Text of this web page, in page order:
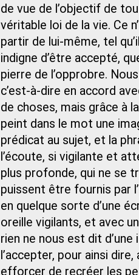
de vue de l’objectif de
véritable loi de la vie. Ce
partir de lui-même, tel
indigne d’être accepté,
pierre de l’opprobre.
c’est‑à‑dire en accord
de choses, mais grâce à
peint dans le mot une
prédicat au sujet, et la
l’écoute, si vigilante et
plus profonde, qui ne se
puissent être fournis par
en quelque sorte d’une
oreille vigilants, et avec
rien ne nous est dit d’une
l’accepter, pour ainsi
efforcer de recréer les